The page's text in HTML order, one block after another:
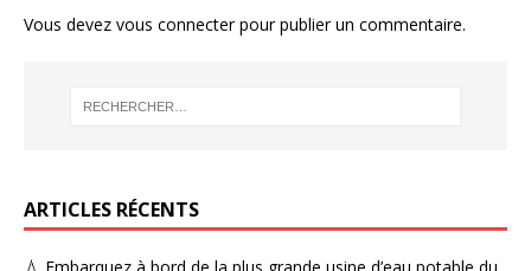
Vous devez vous connecterpour publier un commentaire.
ARTICLES RÉCENTS